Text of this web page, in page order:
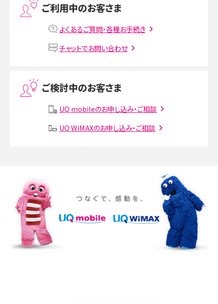
MNOとは？MVNOやMVNEとの違いやメリット・デメリットを解説
VPN接続とは？仕組みや必要性、メリット・デメリット、接続方法を解説
Instagram（インスタグラム）でスクショするとバレる？バレるケースや撮り方も解
SMSとは？料金やできること、注意点や届かない時の対処法を解説
iPhone 16eとiPhone SE（第3世代）の違いは？サイズやスペックを比較して解説
iPhone 16eとiPhone 14を徹底比較！スペック・機能の違いをわかりやすく紹介
iPhone 16シリーズのモデルを比較！価格・サイズ・カメラ性能の違いを徹底解説
iPhone 16とiPhone 15の違いは？カメラ・スペック・機能を徹底比較
ご利用中のお客さま
よくあるご質問・各種お手続き
チャットでお問い合わせ
ご検討中のお客さま
UQ mobileのお申し込み・ご相談
UQ WiMAXのお申し込み・ご相談